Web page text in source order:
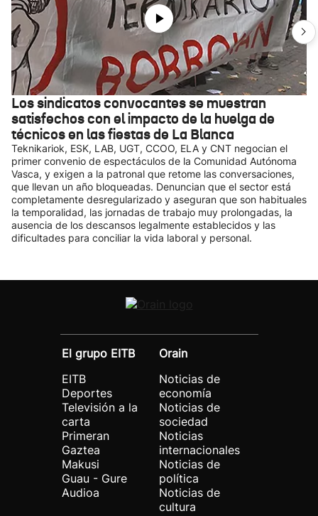
Los sindicatos convocantes se muestran
satisfechos con el impacto de la huelga de
técnicos en las fiestas de La Blanca
Teknikariok, ESK, LAB, UGT, CCOO, ELA y CNT negocian el
primer convenio de espectáculos de la Comunidad Autónoma
Vasca, y exigen a la patronal que retome las conversaciones,
que llevan un año bloqueadas. Denuncian que el sector está
completamente desregularizado y aseguran que son habituales
la temporalidad, las jornadas de trabajo muy prolongadas, la
ausencia de los descansos legalmente establecidos y las
dificultades para conciliar la vida laboral y personal.
El grupo EITB
EITB
Deportes
Televisión a la
carta
Primeran
Gaztea
Makusi
Guau - Gure
Audioa
Orain
Noticias de
economía
Noticias de
sociedad
Noticias
internacionales
Noticias de
política
Noticias de
cultura